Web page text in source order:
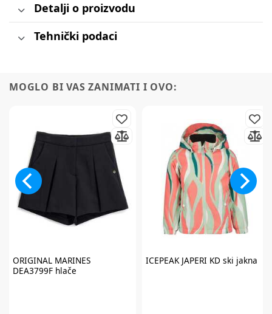
Detalji o proizvodu
Tehnički podaci
MOGLO BI VAS ZANIMATI I OVO:
ORIGINAL MARINES
DEA3799F hlače
ICEPEAKJAPERI KD ski jakna